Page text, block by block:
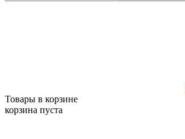
Товары в корзине
корзина пуста